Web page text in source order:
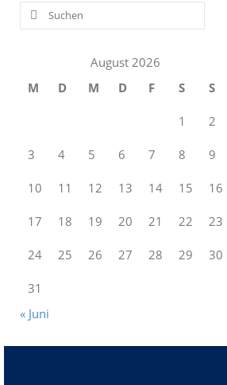
Suchen
nach:
August 2026
M
D M D F S S
1 2
3 4 5 6 7 8 9
10 11 12 13 14 15 16
17 18 19 20 21 22 23
24 25 26 27 28 29 30
31
« Juni